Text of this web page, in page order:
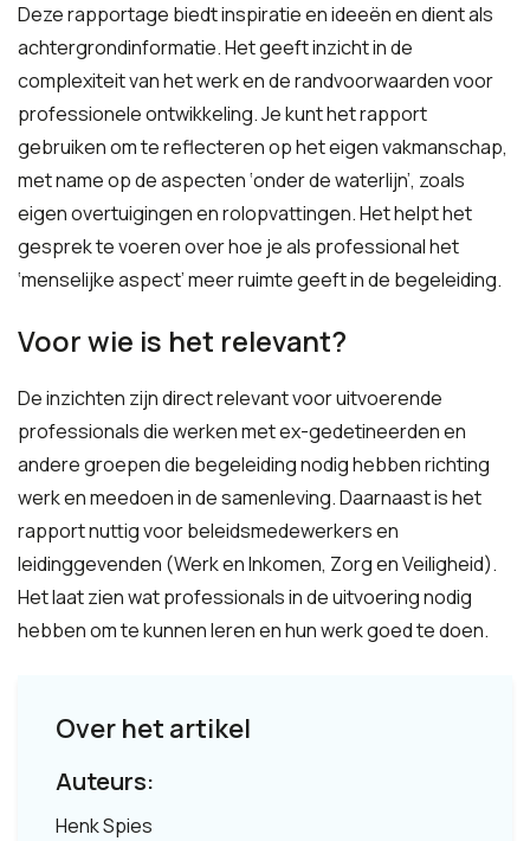
Deze rapportage biedt inspiratie en ideeën en dient als
achtergrondinformatie. Het geeft inzicht in de
complexiteit van het werk en de randvoorwaarden voor
professionele ontwikkeling. Je kunt het rapport
gebruiken om te reflecteren op het eigen vakmanschap,
met name op de aspecten ‘onder de waterlijn’, zoals
eigen overtuigingen en rolopvattingen. Het helpt het
gesprek te voeren over hoe je als professional het
‘menselijke aspect’ meer ruimte geeft in de begeleiding.
Voor wie is het relevant?
De inzichten zijn direct relevant voor uitvoerende
professionals die werken met ex-gedetineerden en
andere groepen die begeleiding nodig hebben richting
werk en meedoen in de samenleving. Daarnaast is het
rapport nuttig voor beleidsmedewerkers en
leidinggevenden (Werk en Inkomen, Zorg en Veiligheid).
Het laat zien wat professionals in de uitvoering nodig
hebben om te kunnen leren en hun werk goed te doen.
Over het artikel
Auteurs:
Henk Spies